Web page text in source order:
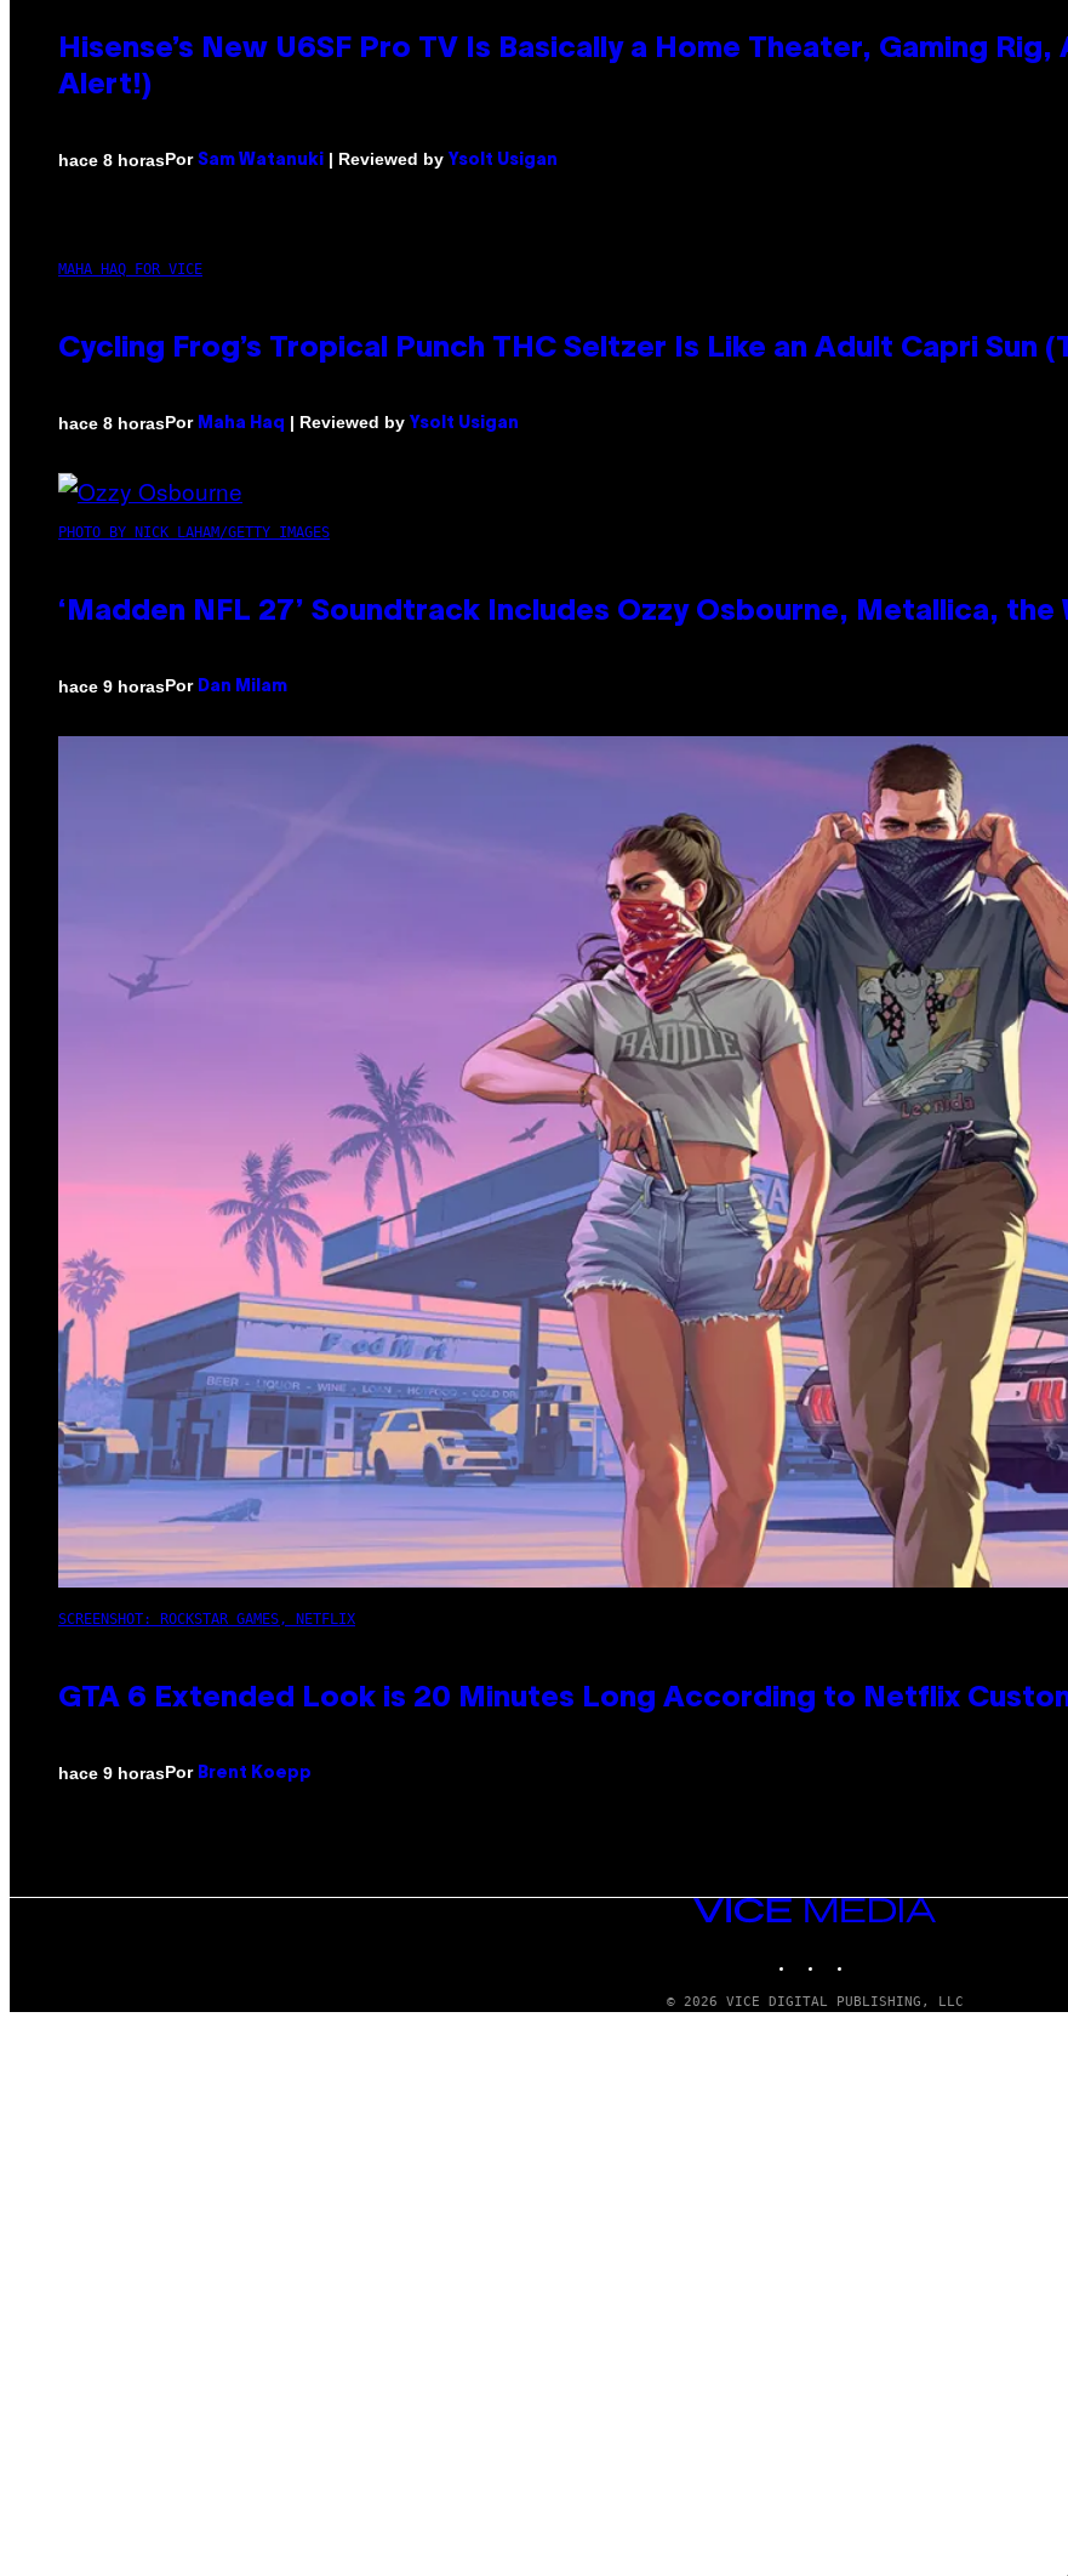
Hisense’s New U6SF Pro TV Is Basically a Home Theater, Gaming Rig,
Alert!)
hace 8 horasPor Sam Watanuki | Reviewed by Ysolt Usigan
MAHA HAQ FOR VICE
Cycling Frog’s Tropical Punch THC Seltzer Is Like an Adult Capri Sun
hace 8 horasPor Maha Haq | Reviewed by Ysolt Usigan
PHOTO BY NICK LAHAM/GETTY IMAGES
‘Madden NFL 27’ Soundtrack Includes Ozzy Osbourne, Metallica,
hace 9 horasPor Dan Milam
SCREENSHOT: ROCKSTAR GAMES, NETFLIX
GTA 6 Extended Look is 20 Minutes Long According to Netflix
hace 9 horasPor Brent Koepp
VICE
© 2026 VICE DIGITAL PUBLISHING, LLC